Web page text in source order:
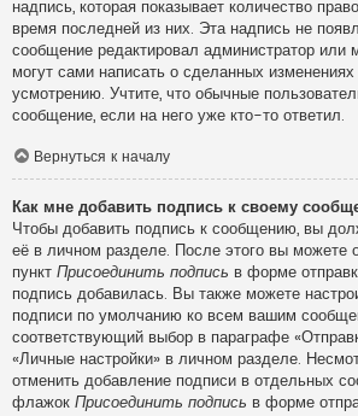
надпись, которая показывает количество
время последней из них. Эта надпись не
сообщение редактировал администратор или
могут сами написать о сделанных
усмотрению. Учтите, что обычные
сообщение, если на него уже кто-то ответил.
Вернуться к началу
Как мне добавить подпись к своему
Чтобы добавить подпись к сообщению, вы
её в личном разделе. После этого вы можете
пункт Присоединить подпись в форме
подпись добавилась. Вы также можете
подписи по умолчанию ко всем вашим
соответствующий выбор в параграфе
«Личные настройки» в личном разделе.
отменить добавление подписи в отдельных
флажок Присоединить подпись в форме